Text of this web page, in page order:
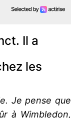
Il a
les
Je pense que
à Wimbledon,